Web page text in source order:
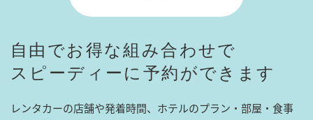
自由でお得な組み合わせで
スピーディーに予約ができます
レンタカーの店舗や発着時間、ホテルのプラン・部屋・食事